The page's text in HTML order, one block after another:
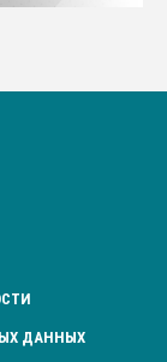
ДАННЫХ